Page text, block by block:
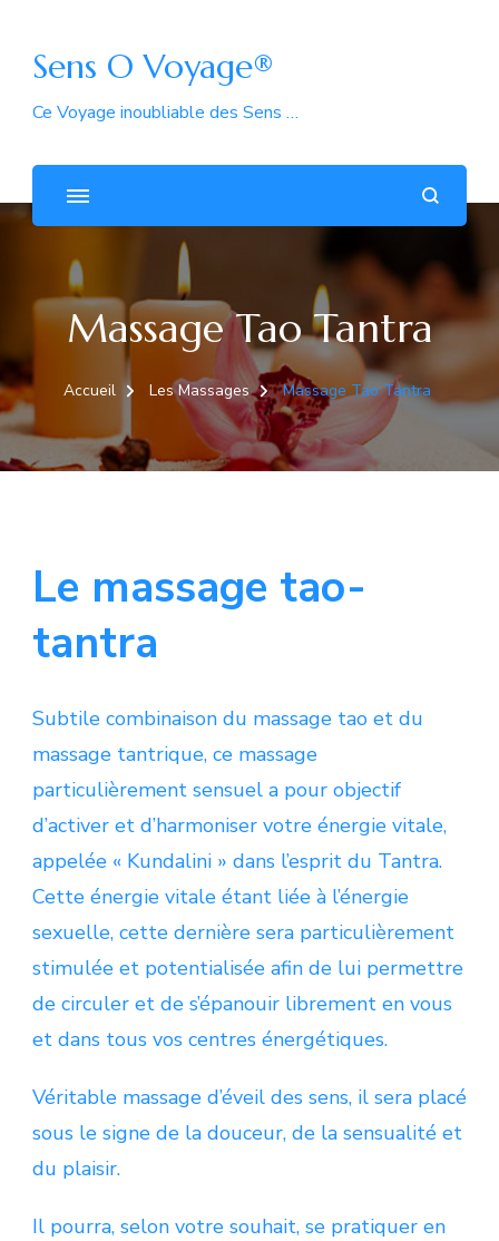
Sens O Voyage®
Ce Voyage inoubliable des Sens …
Massage Tao Tantra
Accueil Les Massages Massage Tao Tantra
Le massage tao-
tantra
Subtile combinaison du massage tao et du
massage tantrique, ce massage
particulièrement sensuel a pour objectif
d’activer et d’harmoniser votre énergie vitale,
appelée « Kundalini » dans l’esprit du Tantra.
Cette énergie vitale étant liée à l’énergie
sexuelle, cette dernière sera particulièrement
stimulée et potentialisée afin de lui permettre
de circuler et de s’épanouir librement en vous
et dans tous vos centres énergétiques.
Véritable massage d’éveil des sens, il sera placé
sous le signe de la douceur, de la sensualité et
du plaisir.
Il pourra, selon votre souhait, se pratiquer en